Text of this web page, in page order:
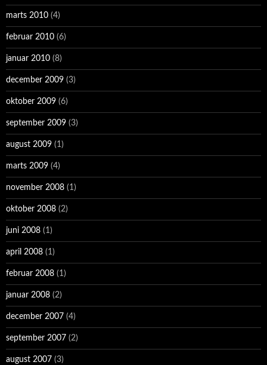
marts 2010 (4)
februar 2010 (6)
januar 2010 (8)
december 2009 (3)
oktober 2009 (6)
september 2009 (3)
august 2009 (1)
marts 2009 (4)
november 2008 (1)
oktober 2008 (2)
juni 2008 (1)
april 2008 (1)
februar 2008 (1)
januar 2008 (2)
december 2007 (4)
september 2007 (2)
august 2007 (3)